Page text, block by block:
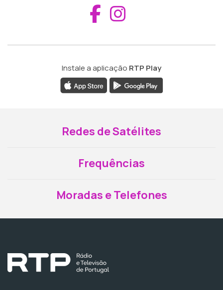
Aceder ao
Instale a aplicação RTP Play
Redes de Satélites
Frequências
Moradas e Telefones